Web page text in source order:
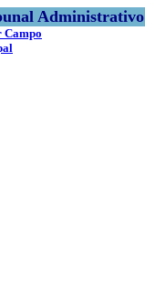
Administrativo
Campo